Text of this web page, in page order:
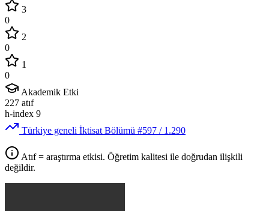
3
0
2
0
1
0
Akademik Etki
227 atıf
h-index 9
Türkiye geneli İktisat Bölümü #597 / 1.290
Atıf = araştırma etkisi. Öğretim kalitesi ile doğrudan ilişkili
değildir.